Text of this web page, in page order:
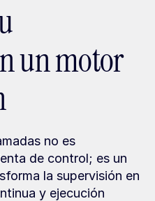
un motor
no es
de control; es un
la supervisión en
y ejecución